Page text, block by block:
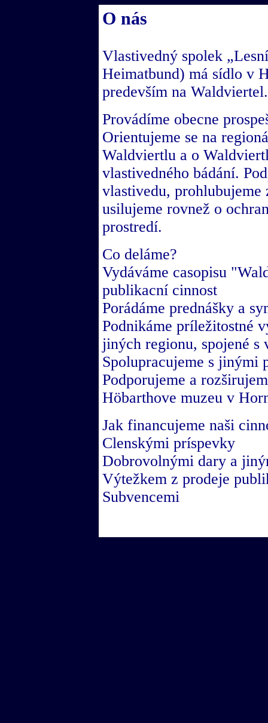
O nás
Vlastivedný spolek
Heimatbund) má sídlo v
predevším na Waldviertel.
Provádíme obecne
Orientujeme se na
Waldviertlu a o
vlastivedného bádání.
vlastivedu,
usilujeme rovnež o
prostredí.
Co deláme?
Vydáváme casopisu
publikacní cinnost
Porádáme prednášky a
Podnikáme príležitostné
jiných regionu, spojené
Spolupracujeme s jinými
Podporujeme a
Höbarthove muzeu v
Jak financujeme naši
Clenskými príspevky
Dobrovolnými dary a
Výtežkem z prodeje
Subvencemi